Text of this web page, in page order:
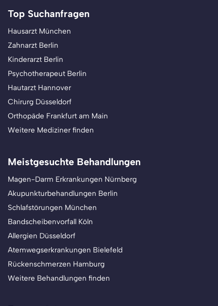
Top Suchanfragen
Hausarzt München
Zahnarzt Berlin
Kinderarzt Berlin
Psychotherapeut Berlin
Hautarzt Hannover
Chirurg Düsseldorf
Orthopäde Frankfurt am Main
Weitere Mediziner finden
Meistgesuchte Behandlungen
Magen-Darm Erkrankungen Nürnberg
Akupunkturbehandlungen Berlin
Schlafstörungen München
Bandscheibenvorfall Köln
Allergien Düsseldorf
Atemwegserkrankungen Bielefeld
Rückenschmerzen Hamburg
Weitere Behandlungen finden